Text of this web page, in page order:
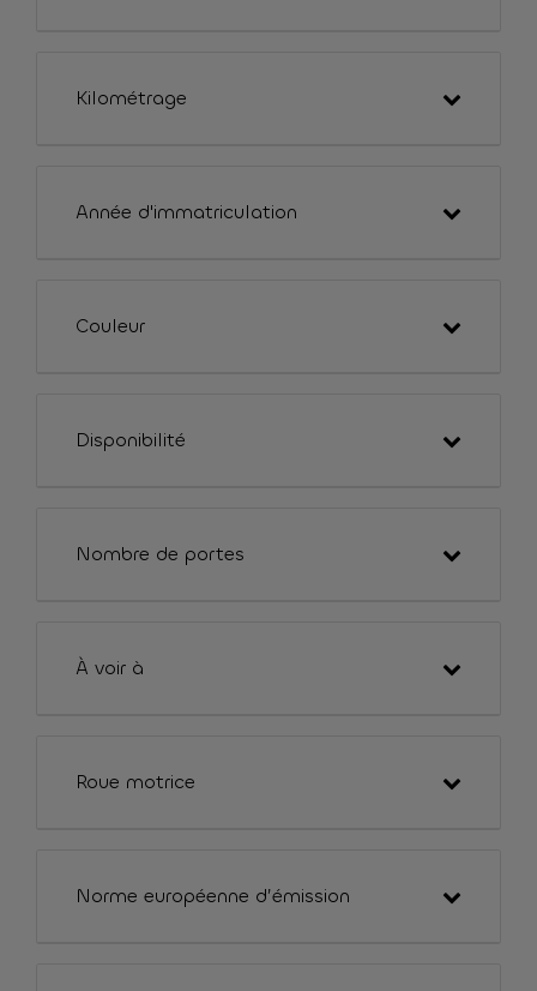
Kilométrage
Année d'immatriculation
Couleur
Disponibilité
Nombre de portes
À voir à
Roue motrice
Norme européenne d’émission